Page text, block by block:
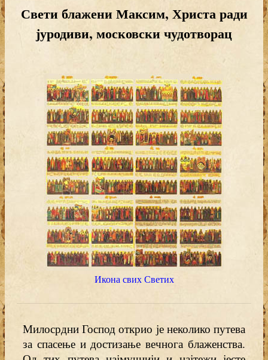
Свети блажени Максим, Христа ради
јуродиви, московски чудотворац
Икона свих Светих
Милосрдни Господ открио је неколико путева
за спасење и достизање вечнога блаженства.